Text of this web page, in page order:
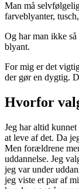
Man må
farveblyanter,
Og har man ikke så
blyant.
For mig er det
der gør en dygtig.
Hvorfor
Jeg har altid
at leve af det. Da
Men forældrene
uddannelse. Jeg
jeg var under
jeg viste et par af